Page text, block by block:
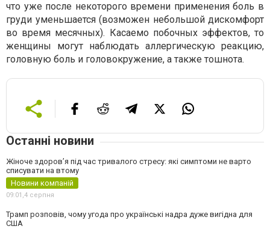
что уже после некоторого времени применения боль в
груди уменьшается (возможен небольшой дискомфорт
во время месячных). Касаемо побочных эффектов, то
женщины могут наблюдать аллергическую реакцию,
головную боль и головокружение, а также тошнота.
Останні новини
Жіноче здоров’я під час тривалого стресу: які симптоми не варто
списувати на втому
Новини компаній
09:01,4 серпня
Трамп розповів, чому угода про українські надра дуже вигідна для
США